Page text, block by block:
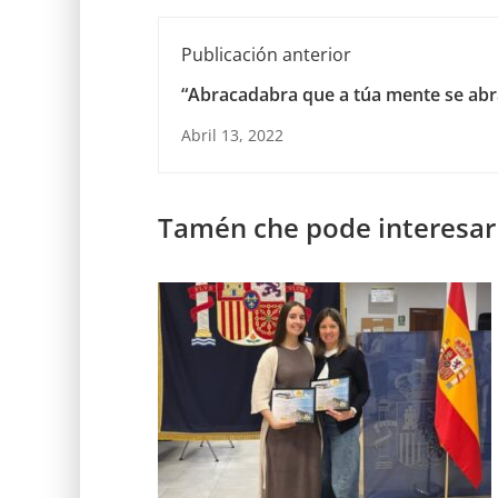
Publicación anterior
“Abracadabra que a túa mente se
Abril 13, 2022
Tamén che pode interesar